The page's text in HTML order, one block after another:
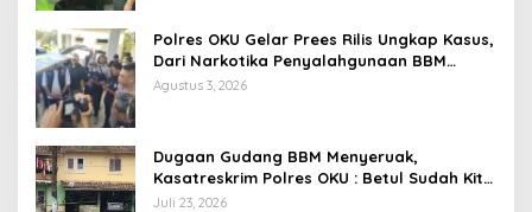
Polres OKU Gelar Prees Rilis Ungkap Kasus,
Dari Narkotika Penyalahgunaan BBM
Hingga Kasus Korupsi
Agustus 3, 2026
Dugaan Gudang BBM Menyeruak,
Kasatreskrim Polres OKU : Betul Sudah Kita
Pasang Police Line
Juli 23, 2026